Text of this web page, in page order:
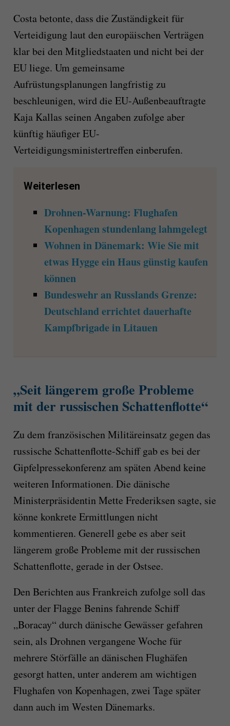
Costa betonte, dass die Zuständigkeit für
Verteidigung laut den europäischen Verträgen
klar bei den Mitgliedstaaten und nicht bei der
EU liege. Um gemeinsame
Aufrüstungsplanungen langfristig zu
beschleunigen, wird die EU-Außenbeauftragte
Kaja Kallas seinen Angaben zufolge aber
künftig häufiger EU-
Verteidigungsministertreffen einberufen.
Weiterlesen
Drohnen-Warnung: Flughafen
Kopenhagen stundenlang lahmgelegt
Wohnen in Dänemark: Wie Sie mit
etwas Hygge ein Haus günstig kaufen
können
Bundeswehr an Russlands Grenze:
Deutschland errichtet dauerhafte
Kampfbrigade in Litauen
„Seit längerem große Probleme
mit der russischen Schattenflotte“
Zu dem französischen Militäreinsatz gegen das
russische Schattenflotte-Schiff gab es bei der
Gipfelpressekonferenz am späten Abend keine
weiteren Informationen. Die dänische
Ministerpräsidentin Mette Frederiksen sagte, sie
könne konkrete Ermittlungen nicht
kommentieren. Generell gebe es aber seit
längerem große Probleme mit der russischen
Schattenflotte, gerade in der Ostsee.
Den Berichten aus Frankreich zufolge soll das
unter der Flagge Benins fahrende Schiff
„Boracay“ durch dänische Gewässer gefahren
sein, als Drohnen vergangene Woche für
mehrere Störfälle an dänischen Flughäfen
gesorgt hatten, unter anderem am wichtigen
Flughafen von Kopenhagen, zwei Tage später
dann auch im Westen Dänemarks.